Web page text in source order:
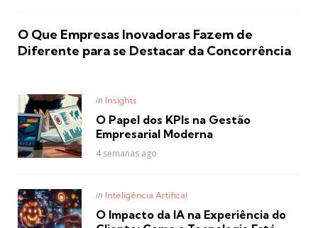
O Que Empresas Inovadoras Fazem de
Diferente para se Destacar da Concorrência
Posted
in Insights
O Papel dos KPIs na Gestão
Empresarial Moderna
4 semanas ago
Posted
in Inteligência Artifical
O Impacto da IA na Experiência do